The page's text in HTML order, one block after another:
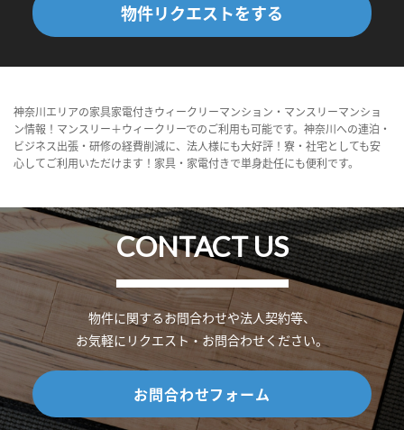
物件リクエストをする
神奈川エリアの家具家電付きウィークリーマンション・マンスリーマンショ
ン情報！マンスリー＋ウィークリーでのご利用も可能です。神奈川への連泊・
ビジネス出張・研修の経費削減に、法人様にも大好評！寮・社宅としても安
心してご利用いただけます！家具・家電付きで単身赴任にも便利です。
CONTACT US
物件に関するお問合わせや法人契約等、
お気軽にリクエスト・お問合わせください。
お問合わせフォーム